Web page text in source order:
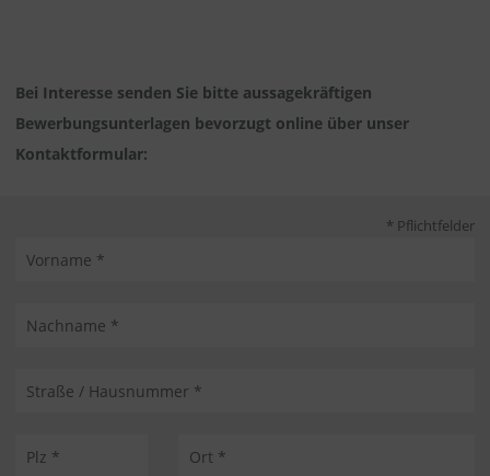
Bei Interesse senden Sie bitte aussagekräftigen
Bewerbungsunterlagen bevorzugt online über unser
Kontaktformular:
* Pflichtfelder